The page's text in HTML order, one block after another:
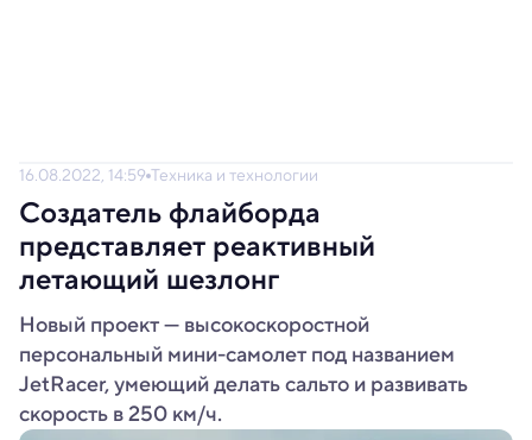
16.08.2022, 14:59 Техника и технологии
Создатель флайборда
представляет реактивный
летающий шезлонг
Новый проект — высокоскоростной
персональный мини-самолет под названием
JetRacer, умеющий делать сальто и развивать
скорость в 250 км/ч.